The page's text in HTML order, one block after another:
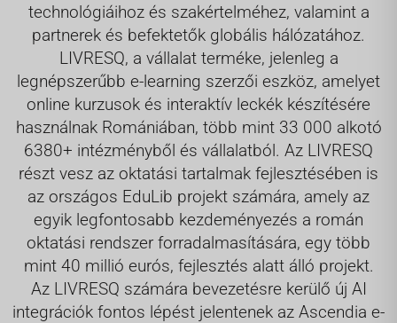
technológiáihoz és szakértelméhez, valamint a
partnerek és befektetők globális hálózatához.
LIVRESQ, a vállalat terméke, jelenleg a
legnépszerűbb e-learning szerzői eszköz, amelyet
online kurzusok és interaktív leckék készítésére
használnak Romániában, több mint 33 000 alkotó
6380+ intézményből és vállalatból. Az LIVRESQ
részt vesz az oktatási tartalmak fejlesztésében is
az országos EduLib projekt számára, amely az
egyik legfontosabb kezdeményezés a román
oktatási rendszer forradalmasítására, egy több
mint 40 millió eurós, fejlesztés alatt álló projekt.
Az LIVRESQ számára bevezetésre kerülő új AI
integrációk fontos lépést jelentenek az Ascendia e-